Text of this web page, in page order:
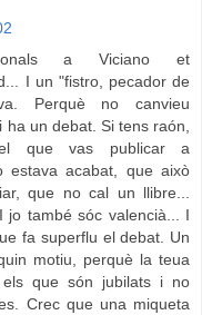
a Viciano et
I un "fistro, pecador de
Perquè no canvieu
un debat. Si tens raón,
que vas publicar a
estava acabat, que això
que no cal un llibre...
jo també sóc valencià... I
fa superflu el debat. Un
motiu, perquè la teua
que són jubilats i no
Crec que una miqueta